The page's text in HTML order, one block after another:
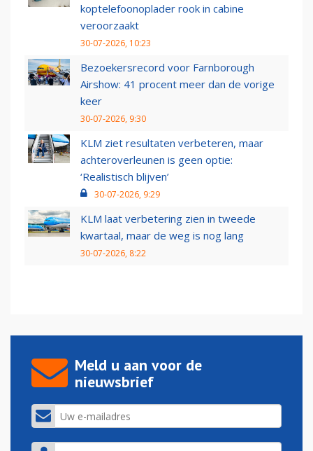
koptelefoonoplader rook in cabine
veroorzaakt
30-07-2026, 10:23
Bezoekersrecord voor Farnborough
Airshow: 41 procent meer dan de vorige
keer
30-07-2026, 9:30
KLM ziet resultaten verbeteren, maar
achteroverleunen is geen optie:
‘Realistisch blijven’
30-07-2026, 9:29
KLM laat verbetering zien in tweede
kwartaal, maar de weg is nog lang
30-07-2026, 8:22
Meld u aan voor de
nieuwsbrief